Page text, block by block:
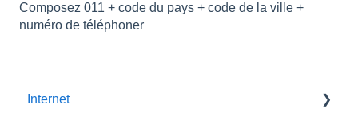
Composez 011 + code du pays + code de la ville +
numéro de téléphoner
Internet